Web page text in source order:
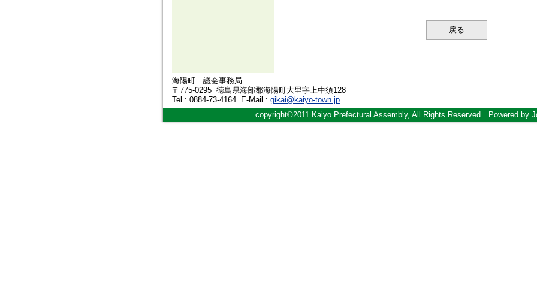
戻る
海陽町 議会事務局
〒775-0295 徳島県海部郡海陽町大里字上中須128
Tel : 0884-73-4164 E-Mail : gikai@kaiyo-town.jp
copyright©2011 Kaiyo Prefectural Assembly, All Rights Reserved Powered by